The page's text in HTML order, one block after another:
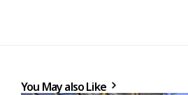
You May also Like